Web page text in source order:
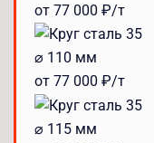
от 77 000 ₽/т
⌀ 110 мм
от 77 000 ₽/т
⌀ 115 мм